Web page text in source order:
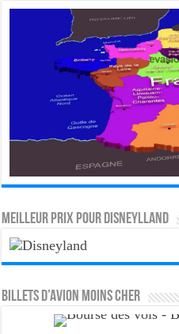
MEILLEUR PRIX POUR DISNEYLLAND
Billets d’avion moins cher